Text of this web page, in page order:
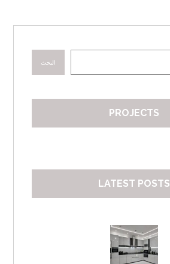
البحث
PROJECTS
LATEST POSTS